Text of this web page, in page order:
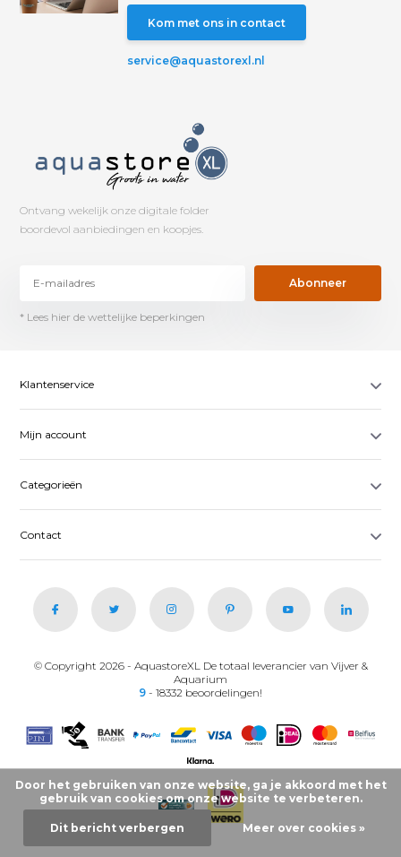
Kom met ons in contact
service@aquastorexl.nl
Ontvang wekelijk onze digitale folder
boordevol aanbiedingen en koopjes.
Abonneer
* Lees hier de wettelijke beperkingen
Klantenservice
Mijn account
Categorieën
Contact
© Copyright 2026 - AquastoreXL De totaal leverancier van Vijver &
Aquarium
9 - 18332 beoordelingen!
Door het gebruiken van onze website, ga je akkoord met het
gebruik van cookies om onze website te verbeteren.
Dit bericht verbergen Meer over cookies »